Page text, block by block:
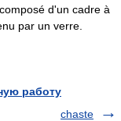
d'un cadre à
par un verre.
работу
chaste